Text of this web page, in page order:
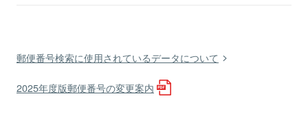
郵便番号検索に使用されているデータについて
2025年度版郵便番号の変更案内